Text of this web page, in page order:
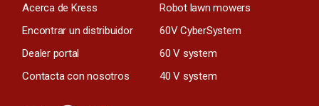
Acerca de Kress
Encontrar un distribuidor
Dealer portal
Contacta con nosotros
Robot lawn mowers
60V CyberSystem
60 V system
40 V system